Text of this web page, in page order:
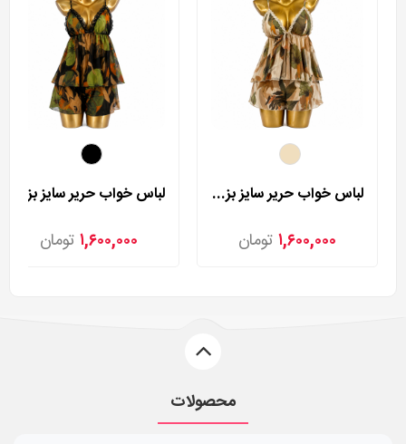
لباس خواب حریر سایز بزرگ لورنزا مدل 27981
۱,۶۰۰,۰۰۰ تومان ۱,۶۰۰,۰۰۰ تومان
محصولات